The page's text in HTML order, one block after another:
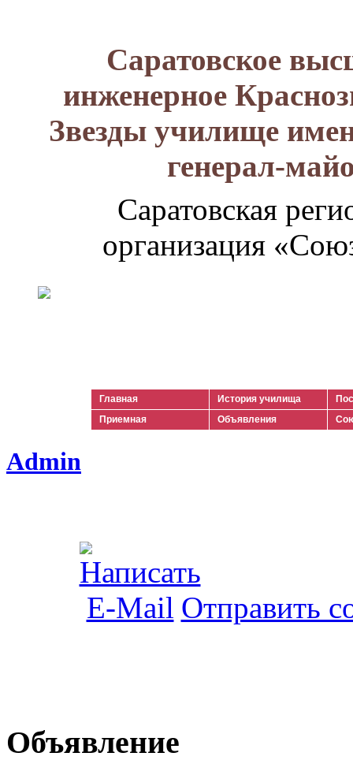
Саратовское
инженерное
Звезды училище
генерал-
Саратовская
организация
Главная История училища
Приемная
Объявления
Admin
Отправить
Объявление